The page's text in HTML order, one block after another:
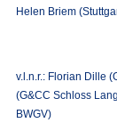
Helen Briem
v.l.n.r.: Florian Dille
(G&CC Schloss
BWGV)